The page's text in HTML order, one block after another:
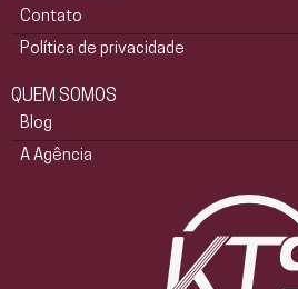
Contato
Política de privacidade
QUEM SOMOS
Blog
A Agência